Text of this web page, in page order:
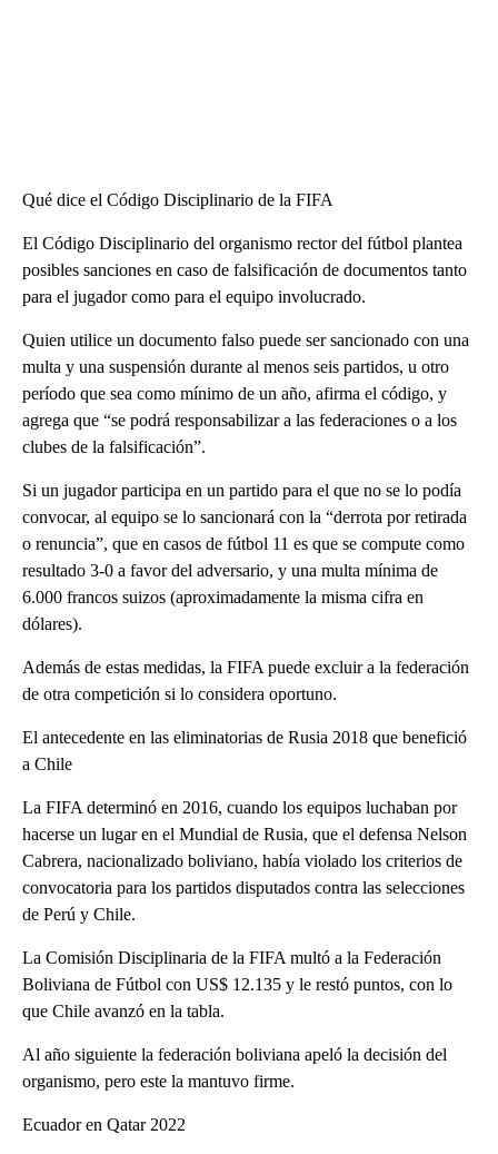
Qué dice el Código Disciplinario de la FIFA
El Código Disciplinario del organismo rector del fútbol plantea
posibles sanciones en caso de falsificación de documentos tanto
para el jugador como para el equipo involucrado.
Quien utilice un documento falso puede ser sancionado con una
multa y una suspensión durante al menos seis partidos, u otro
período que sea como mínimo de un año, afirma el código, y
agrega que “se podrá responsabilizar a las federaciones o a los
clubes de la falsificación”.
Si un jugador participa en un partido para el que no se lo podía
convocar, al equipo se lo sancionará con la “derrota por retirada
o renuncia”, que en casos de fútbol 11 es que se compute como
resultado 3-0 a favor del adversario, y una multa mínima de
6.000 francos suizos (aproximadamente la misma cifra en
dólares).
Además de estas medidas, la FIFA puede excluir a la federación
de otra competición si lo considera oportuno.
El antecedente en las eliminatorias de Rusia 2018 que benefició
a Chile
La FIFA determinó en 2016, cuando los equipos luchaban por
hacerse un lugar en el Mundial de Rusia, que el defensa Nelson
Cabrera, nacionalizado boliviano, había violado los criterios de
convocatoria para los partidos disputados contra las selecciones
de Perú y Chile.
La Comisión Disciplinaria de la FIFA multó a la Federación
Boliviana de Fútbol con US$ 12.135 y le restó puntos, con lo
que Chile avanzó en la tabla.
Al año siguiente la federación boliviana apeló la decisión del
organismo, pero este la mantuvo firme.
Ecuador en Qatar 2022